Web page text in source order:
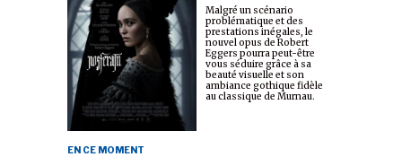
EN CE MOMENT
Malgré un scénario
problématique et des
prestations inégales, le
nouvel opus de Robert
Eggers pourra peut-être
vous séduire grâce à sa
beauté visuelle et son
ambiance gothique fidèle
au classique de Murnau.